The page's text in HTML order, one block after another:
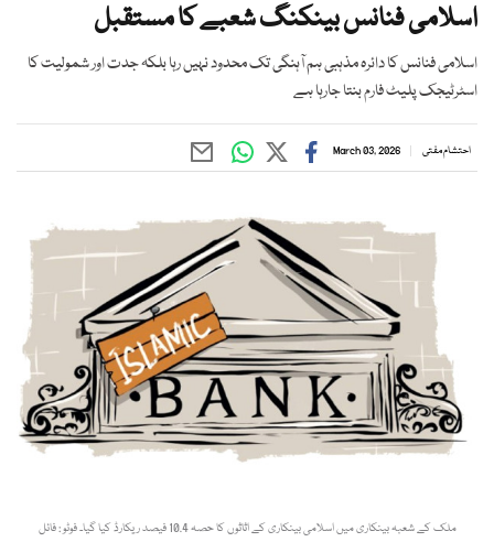
اسلامی فنانس بینکنگ شعبے کا مستقبل
اسلامی فنانس کا دائرہ مذہبی ہم آہنگی تک محدود نہیں رہا بلکہ جدت اور شمولیت کا
اسٹرٹیجک پلیٹ فارم بنتا جارہا ہے
احتشام مفتی March 03, 2026
ملک کے شعبہ بینکاری میں اسلامی بینکاری کے اثاثوں کا حصہ 10.4 فیصد ریکارڈ کیا گیا۔ فوٹو : فائل